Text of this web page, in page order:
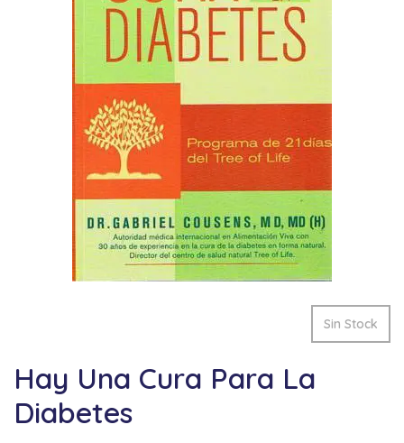
Sin Stock
Hay Una Cura Para La
Diabetes